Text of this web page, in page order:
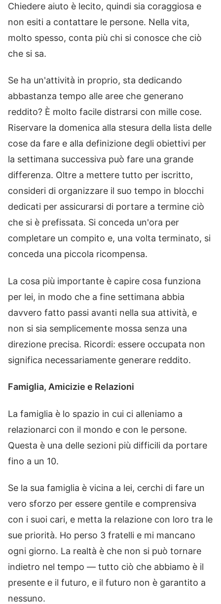
Chiedere aiuto è lecito, quindi sia coraggiosa e
non esiti a contattare le persone. Nella vita,
molto spesso, conta più chi si conosce che ciò
che si sa.
Se ha un'attività in proprio, sta dedicando
abbastanza tempo alle aree che generano
reddito? È molto facile distrarsi con mille cose.
Riservare la domenica alla stesura della lista delle
cose da fare e alla definizione degli obiettivi per
la settimana successiva può fare una grande
differenza. Oltre a mettere tutto per iscritto,
consideri di organizzare il suo tempo in blocchi
dedicati per assicurarsi di portare a termine ciò
che si è prefissata. Si conceda un'ora per
completare un compito e, una volta terminato, si
conceda una piccola ricompensa.
La cosa più importante è capire cosa funziona
per lei, in modo che a fine settimana abbia
davvero fatto passi avanti nella sua attività, e
non si sia semplicemente mossa senza una
direzione precisa. Ricordi: essere occupata non
significa necessariamente generare reddito.
Famiglia, Amicizie e Relazioni
La famiglia è lo spazio in cui ci alleniamo a
relazionarci con il mondo e con le persone.
Questa è una delle sezioni più difficili da portare
fino a un 10.
Se la sua famiglia è vicina a lei, cerchi di fare un
vero sforzo per essere gentile e comprensiva
con i suoi cari, e metta la relazione con loro tra le
sue priorità. Ho perso 3 fratelli e mi mancano
ogni giorno. La realtà è che non si può tornare
indietro nel tempo — tutto ciò che abbiamo è il
presente e il futuro, e il futuro non è garantito a
nessuno.